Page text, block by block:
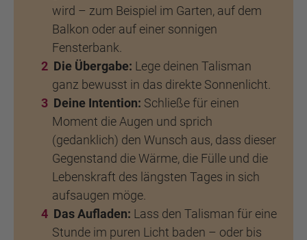
wird – zum Beispiel im Garten, auf dem
Balkon oder auf einer sonnigen
Fensterbank.
Die Übergabe: Lege deinen Talisman
ganz bewusst in das direkte Sonnenlicht.
Deine Intention: Schließe für einen
Moment die Augen und sprich
(gedanklich) den Wunsch aus, dass dieser
Gegenstand die Wärme, die Fülle und die
Lebenskraft des längsten Tages in sich
aufsaugen möge.
Das Aufladen: Lass den Talisman für eine
Stunde im puren Licht baden – oder bis